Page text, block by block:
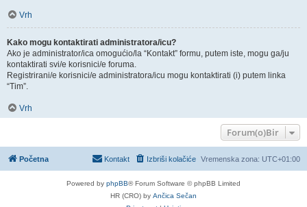
Vrh
Kako mogu kontaktirati administratora/icu?
Ako je administrator/ica omogućio/la “Kontakt” formu, putem iste, mogu ga/ju
kontaktirati svi/e korisnici/e foruma.
Registrirani/e korisnici/e administratora/icu mogu kontaktirati (i) putem linka
“Tim”.
Vrh
Forum(o)Bir
Početna Vremenska zona: UTC+01:00
Izbriši kolačiće
Kontakt
Powered by phpBB® Forum Software © phpBB Limited
HR (CRO) by Ančica Sečan